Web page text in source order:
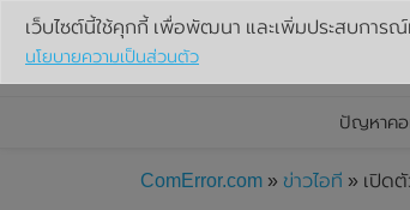
ปัญหาค
ComError.com » ข่าวไอที » เปิด
เว็บไซต์นี้ใช้คุกกี้ เพื่อพัฒนา และเพิ่มประสบการณ์
นโยบายความเป็นส่วนตัว